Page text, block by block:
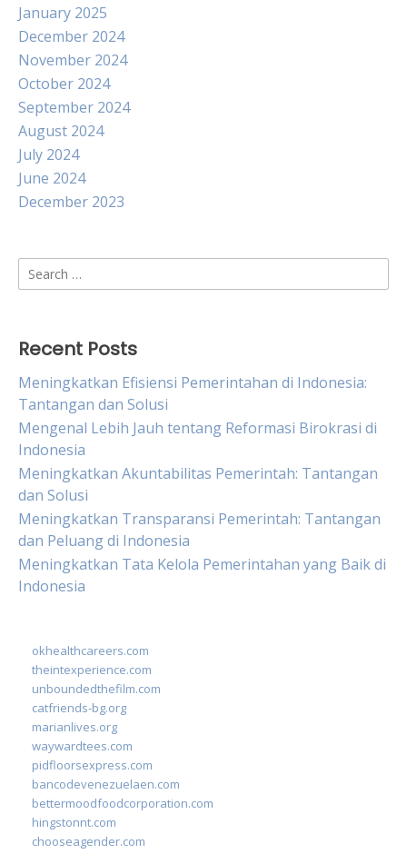
January 2025
December 2024
November 2024
October 2024
September 2024
August 2024
July 2024
June 2024
December 2023
Search
for:
Recent Posts
Meningkatkan Efisiensi Pemerintahan di Indonesia:
Tantangan dan Solusi
Mengenal Lebih Jauh tentang Reformasi Birokrasi di
Indonesia
Meningkatkan Akuntabilitas Pemerintah: Tantangan
dan Solusi
Meningkatkan Transparansi Pemerintah: Tantangan
dan Peluang di Indonesia
Meningkatkan Tata Kelola Pemerintahan yang Baik di
Indonesia
okhealthcareers.com
theintexperience.com
unboundedthefilm.com
catfriends-bg.org
marianlives.org
waywardtees.com
pidfloorsexpress.com
bancodevenezuelaen.com
bettermoodfoodcorporation.com
hingstonnt.com
chooseagender.com